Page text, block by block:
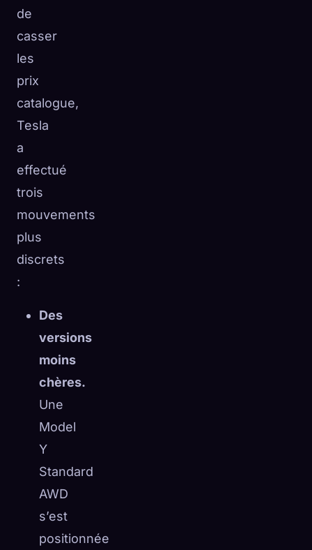
de
casser
les
prix
catalogue,
Tesla
a
effectué
trois
mouvements
plus
discrets
:
Des
versions
moins
chères.
Une
Model
Y
Standard
AWD
s’est
positionnée